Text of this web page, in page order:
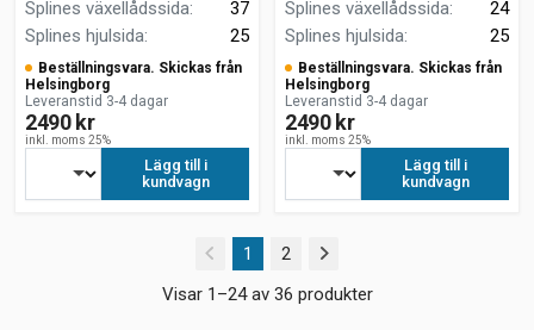
Splines växellådssida:
37
Splines hjulsida: 25
Beställningsvara. Skickas från
Helsingborg
Leveranstid 3-4 dagar
2490 kr
inkl. moms 25%
Lägg till i
kundvagn
Splines växellådssida:
24
Splines hjulsida: 25
Beställningsvara. Skickas från
Helsingborg
Leveranstid 3-4 dagar
2490 kr
inkl. moms 25%
Lägg till i
kundvagn
1 (current)
2
Visar 1–24 av 36 produkter